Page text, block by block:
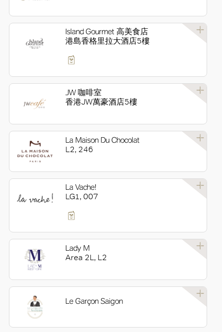
Island Gourmet 高美食店
港島香格里拉大酒店5樓
JW 咖啡室
香港JW萬豪酒店5樓
La Maison Du Chocolat
L2, 246
La Vache!
LG1, 007
Lady M
Area 2L, L2
Le Garçon Saigon